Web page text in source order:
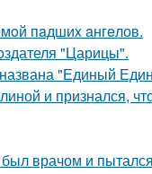
пaдшиx aнгeлов.
"Царицы".
"Единый
и признался,
врачом и